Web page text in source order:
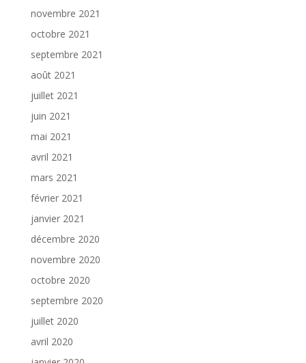
novembre 2021
octobre 2021
septembre 2021
août 2021
juillet 2021
juin 2021
mai 2021
avril 2021
mars 2021
février 2021
janvier 2021
décembre 2020
novembre 2020
octobre 2020
septembre 2020
juillet 2020
avril 2020